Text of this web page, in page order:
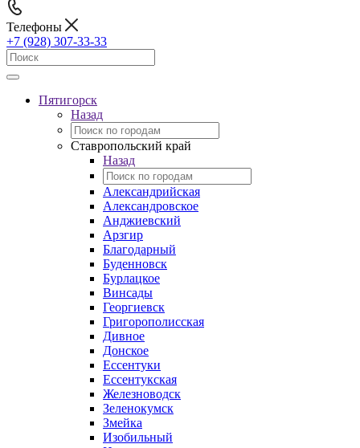
Телефоны
+7 (928) 307-33-33
Пятигорск
Назад
Ставропольский край
Назад
Александрийская
Александровское
Анджиевский
Арзгир
Благодарный
Буденновск
Бурлацкое
Винсады
Георгиевск
Григорополисская
Дивное
Донское
Ессентуки
Ессентукская
Железноводск
Зеленокумск
Змейка
Изобильный